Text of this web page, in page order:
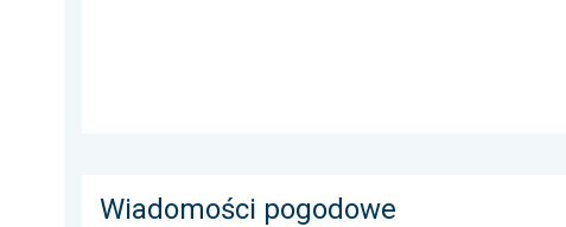
Wiadomości pogodowe